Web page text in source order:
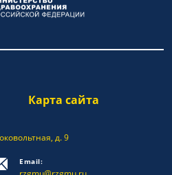
Карта сайта
д. 9
Email: